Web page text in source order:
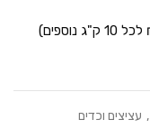
, עציצים וכדים